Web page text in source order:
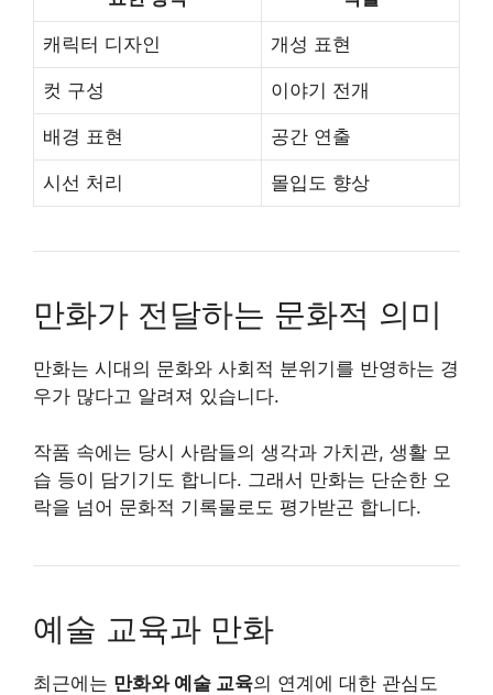
캐릭터 디자인 개성 표현
컷 구성 이야기 전개
배경 표현 공간 연출
시선 처리 몰입도 향상
만화가 전달하는 문화적 의미
만화는 시대의 문화와 사회적 분위기를 반영하는 경
우가 많다고 알려져 있습니다.
작품 속에는 당시 사람들의 생각과 가치관, 생활 모
습 등이 담기기도 합니다. 그래서 만화는 단순한 오
락을 넘어 문화적 기록물로도 평가받곤 합니다.
예술 교육과 만화
최근에는 만화와 예술 교육의 연계에 대한 관심도